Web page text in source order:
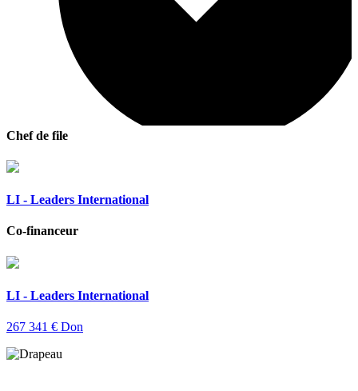
Chef de file
LI - Leaders International
Co-financeur
LI - Leaders International
267 341 € Don